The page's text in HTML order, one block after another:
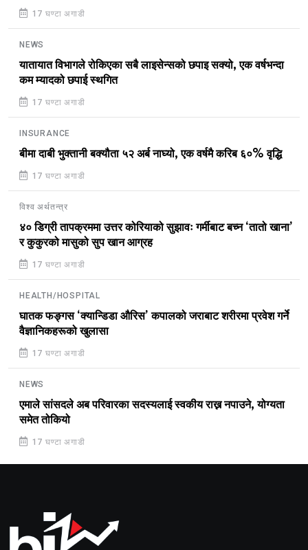
17 घण्टा अगाडी
NEWS
यातायात विभागले रोकिएका सबै लाइसेन्सको छपाइ सक्यो, एक वर्षभन्दा
कम म्यादको छपाई स्थगित
17 घण्टा अगाडी
INSURANCE
बीमा दाबी भुक्तानी बक्यौता ५२ अर्ब नाघ्यो, एक वर्षमै करिब ६०% वृद्धि
17 घण्टा अगाडी
विश्व अर्थतन्त्र
४० डिग्री तापक्रममा उत्तर कोरियाको सुझावः गर्मीबाट बच्न ‘तातो खाना’
र कुकुरको मासुको सुप खान आग्रह
17 घण्टा अगाडी
HEALTH/HOSPITAL
घातक फङ्गस ‘क्यान्डिडा औरिस’ कपालको जराबाट शरीरमा प्रवेश गर्ने
वैज्ञानिकहरूको खुलासा
17 घण्टा अगाडी
NEWS
एमाले सांसदले अब परिवारका सदस्यलाई स्वकीय राख्न नपाउने, योग्यता
समेत तोकियो
17 घण्टा अगाडी